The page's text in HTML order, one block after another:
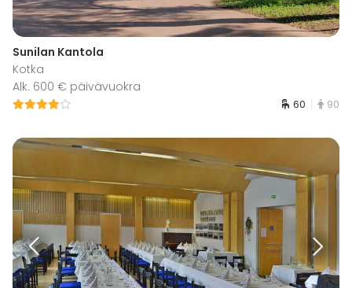
Sunilan Kantola
Kotka
Alk. 600 € päivävuokra
60 90